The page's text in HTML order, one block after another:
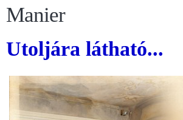
Manier
Utoljára látható...